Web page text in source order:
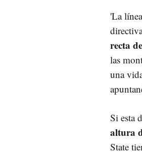
'La
recta
las
una
Si esta
altura
State